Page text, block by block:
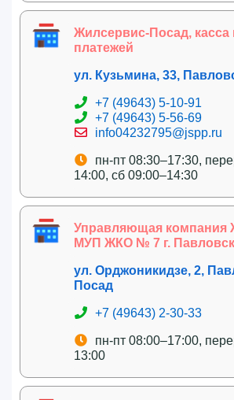
Жилсервис-Посад, касса
платежей
ул. Кузьмина, 33,
+7 (49643) 5-10-91
+7 (49643) 5-56-69
info04232795@jspp.ru
пн-пт 08:30–17:30,
14:00, сб 09:00–14:30
Управляющая компания
МУП ЖКО № 7 г.
ул. Орджоникидзе, 2,
Посад
+7 (49643) 2-30-33
пн-пт 08:00–17:00,
13:00